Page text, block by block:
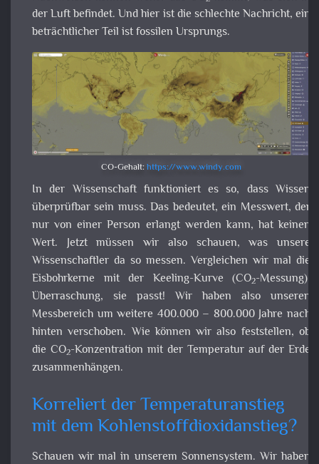
CO-Gehalt: https://www.windy.com
In der Wissenschaft funktioniert es so, dass
überprüfbar sein muss. Das bedeutet, ein Messwert, der
von einer Person erlangt werden kann, hat keinen Wert.
müssen wir also schauen, was unsere Wissenschaftler da
messen. Vergleichen wir mal die Eisbohrkerne mit
Keeling-Kurve (CO2-Messung). Überraschung, sie passt!
haben also unseren Messbereich um weitere
800.000 Jahre nach hinten verschoben. Wie können wir
feststellen, ob die CO2-Konzentration mit der
auf der Erde zusammenhängen.
Korreliert der Temperaturanstieg mit
dem Kohlenstoffdioxidanstieg?
Schauen wir mal in unserem Sonnensystem. Wir haben
Venus und den Mars. Die Venus hat eine sehr
Atmosphäre, in etwa 90x so dicht wie die Erde (CO
Vol. %, N ca. Vol. 3%), ist aber auch näher an der Sonne.